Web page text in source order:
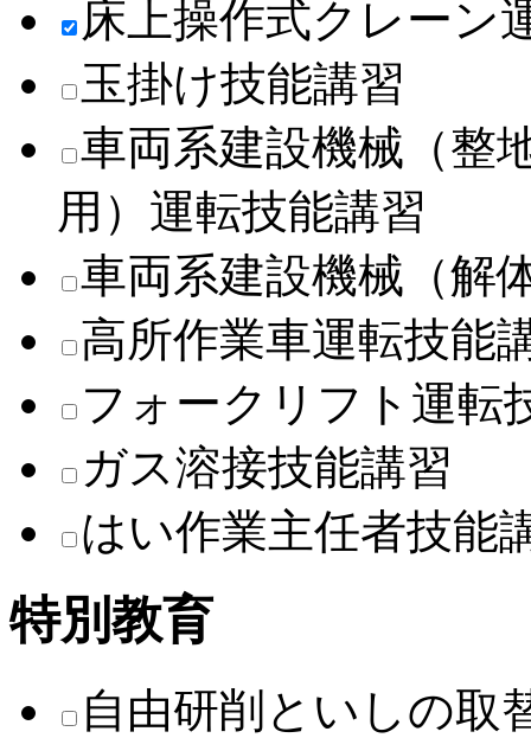
床上操作式クレーン
玉掛け技能講習
車両系建設機械（整
用）運転技能講習
車両系建設機械（解
高所作業車運転技能
フォークリフト運転
ガス溶接技能講習
はい作業主任者技能
特別教育
自由研削といしの取